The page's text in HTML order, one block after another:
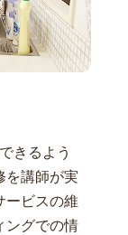
きるよう
を講師が実
ービスの維
ングでの情